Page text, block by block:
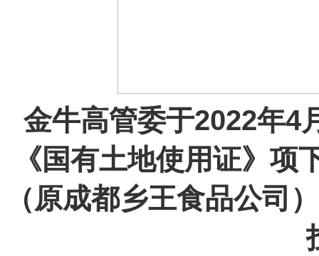
金牛高管委于2022年4
《国有土地使用证》
（原成都乡王食品公司